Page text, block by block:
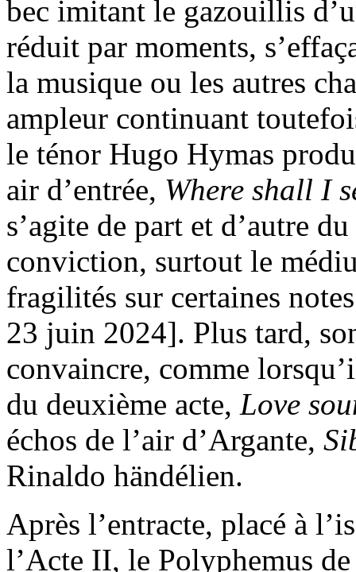
bec imitant le gazouillis
réduit par moments,
la musique ou les autres
ampleur continuant
le ténor Hugo Hymas
air d’entrée, Where shall I
s’agite de part et d’autre
conviction, surtout le
fragilités sur certaines
23 juin 2024]. Plus tard,
convaincre, comme
du deuxième acte, Love
échos de l’air d’Argante,
Rinaldo händélien.
Après l’entracte, placé à
l’Acte II, le Polyphemus